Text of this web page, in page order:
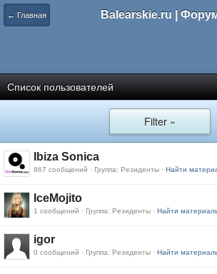
← Главная Balearskie.ru |
Список пользователей
Filter »
Ibiza Sonica
867 сообщений · Группа: Резиденты · Найти
IceMojito
1 сообщений · Группа: Резиденты · Найти
igor
0 сообщений · Группа: Резиденты · Найти